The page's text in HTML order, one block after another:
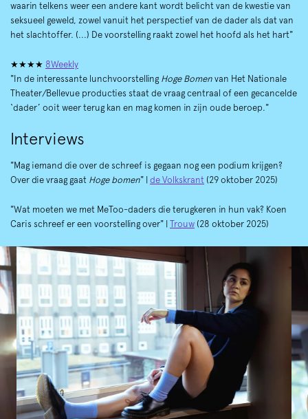
waarin telkens weer een andere kant wordt belicht van de kwestie van
seksueel geweld, zowel vanuit het perspectief van de dader als dat van
het slachtoffer. (...) De voorstelling raakt zowel het hoofd als het hart"
★★★★ 8Weekly
"In de interessante lunchvoorstelling Hoge Bomen van Het Nationale
Theater/Bellevue producties staat de vraag centraal of een gecancelde
‘dader’ ooit weer terug kan en mag komen in zijn oude beroep."
Interviews
"Mag iemand die over de schreef is gegaan nog een podium krijgen?
Over die vraag gaat Hoge bomen" | de Volkskrant (29 oktober 2025)
"Wat moeten we met MeToo-daders die terugkeren in hun vak? Koen
Caris schreef er een voorstelling over" | Trouw (28 oktober 2025)
Overslaan